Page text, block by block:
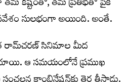
సులభంగా అయింది. అంతే.
రామ్​చరణ్​ సినిమాల మీద
ఆ సమయంలోనే ప్రముఖ